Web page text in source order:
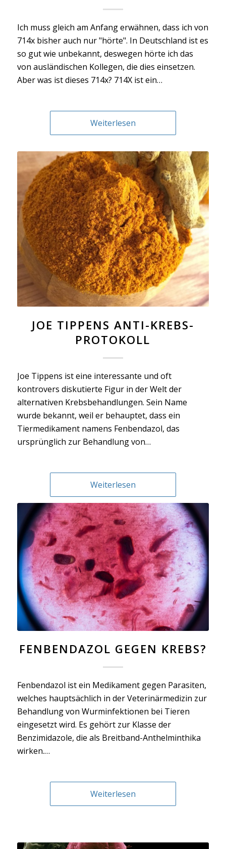
Ich muss gleich am Anfang erwähnen, dass ich von
714x bisher auch nur "hörte". In Deutschland ist es
so gut wie unbekannt, deswegen hörte ich das
von ausländischen Kollegen, die dies einsetzen.
Aber was ist dieses 714x? 714X ist ein…
Weiterlesen
JOE TIPPENS ANTI-KREBS-
PROTOKOLL
Joe Tippens ist eine interessante und oft
kontrovers diskutierte Figur in der Welt der
alternativen Krebsbehandlungen. Sein Name
wurde bekannt, weil er behauptet, dass ein
Tiermedikament namens Fenbendazol, das
ursprünglich zur Behandlung von…
Weiterlesen
FENBENDAZOL GEGEN KREBS?
Fenbendazol ist ein Medikament gegen Parasiten,
welches hauptsächlich in der Veterinärmedizin zur
Behandlung von Wurminfektionen bei Tieren
eingesetzt wird. Es gehört zur Klasse der
Benzimidazole, die als Breitband-Anthelminthika
wirken.…
Weiterlesen